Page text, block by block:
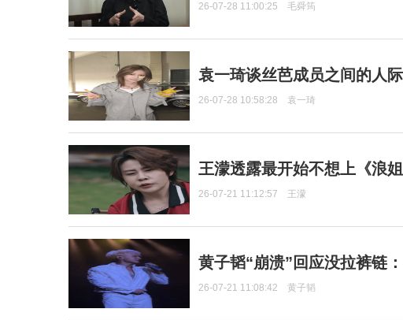
26-07-28 11:00:25 毛舜筠
袁一琦谈丝芭成员之间的人
26-07-28 10:58:28 袁一琦
王濛透露最开始不想上《浪
26-07-21 11:12:57 王濛
黄子韬“崩溃”回应没拉裤链
26-07-21 11:08:42 黄子韬